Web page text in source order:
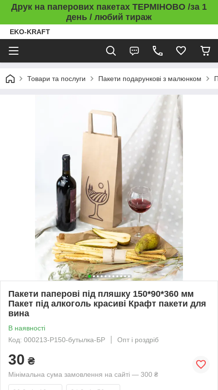
Друк на паперових пакетах ТЕРМІНОВО /за 1
день / любий тираж
EKO-KRAFT
Товари та послуги Пакети подарункові з малюнком
Пакети паперові під пляшку 150*90*360 мм
Пакет під алкоголь красиві Крафт пакети для
вина
В наявності
Код: 000213-Р150-бутылка-БР
Опт і роздріб
30 ₴
Мінімальна сума замовлення на сайті — 300 ₴